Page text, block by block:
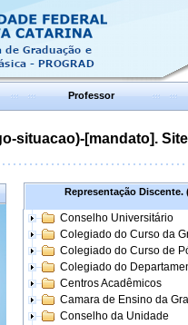
Professor
situacao)-[mandato].
Representação Discente.
Conselho Universitário
Colegiado do Curso da
Colegiado do Curso de
Colegiado do
Centros Acadêmicos
Camara de Ensino da
Conselho da Unidade